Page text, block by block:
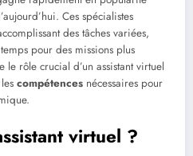
Ces spécialistes
des tâches variées,
pour des missions plus
rôle crucial d’un assistant virtuel
compétences nécessaires pour
virtuel ?